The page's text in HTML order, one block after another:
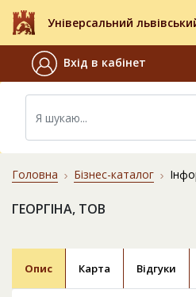
Універсальний
Вхід в кабінет
Головна Бізнес-каталог
ГЕОРГІНА, ТОВ
Опис Карта Відгуки